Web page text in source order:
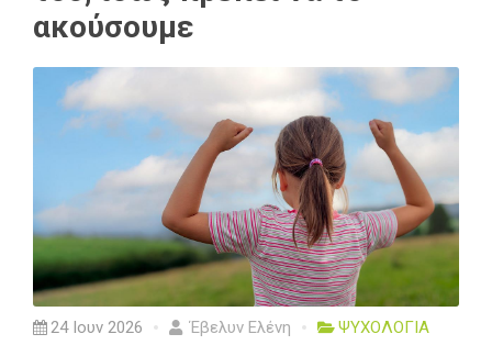
ακούσουμε
24 Ιουν 2026 Έβελυν Ελένη ΨΥΧΟΛΟΓΙΑ